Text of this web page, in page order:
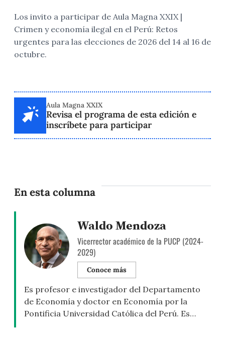
Los invito a participar de Aula Magna XXIX |
Crimen y economía ilegal en el Perú: Retos
urgentes para las elecciones de 2026 del 14 al 16 de
octubre.
Aula Magna XXIX
Revisa el programa de esta edición e
inscríbete para participar
En esta columna
Waldo Mendoza
Vicerrector académico de la PUCP (2024-
2029)
Conoce más
Es profesor e investigador del Departamento
de Economía y doctor en Economía por la
Pontificia Universidad Católica del Perú. Es